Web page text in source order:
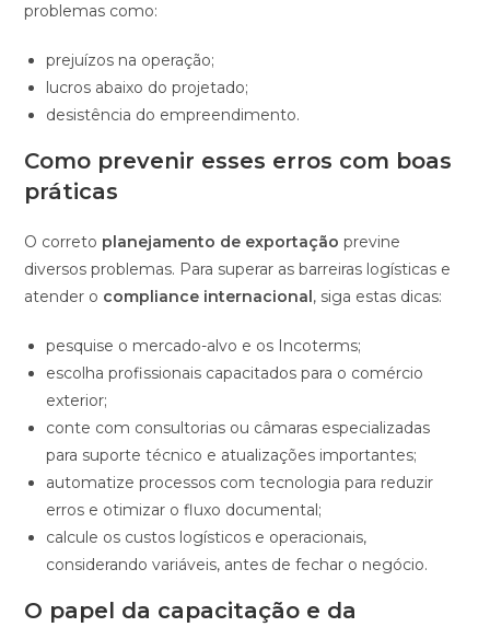
problemas como:
prejuízos na operação;
lucros abaixo do projetado;
desistência do empreendimento.
Como prevenir esses erros com boas
práticas
O correto planejamento de exportação previne
diversos problemas. Para superar as barreiras logísticas e
atender o compliance internacional, siga estas dicas:
pesquise o mercado-alvo e os Incoterms;
escolha profissionais capacitados para o comércio
exterior;
conte com consultorias ou câmaras especializadas
para suporte técnico e atualizações importantes;
automatize processos com tecnologia para reduzir
erros e otimizar o fluxo documental;
calcule os custos logísticos e operacionais,
considerando variáveis, antes de fechar o negócio.
O papel da capacitação e da